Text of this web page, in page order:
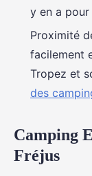
y en a
Proximité
facilement
Tropez et
des
Camping
Fréjus